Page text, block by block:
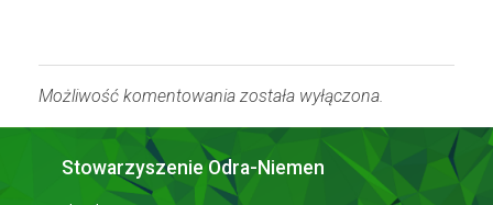
Możliwość komentowania została wyłączona.
Stowarzyszenie Odra-Niemen